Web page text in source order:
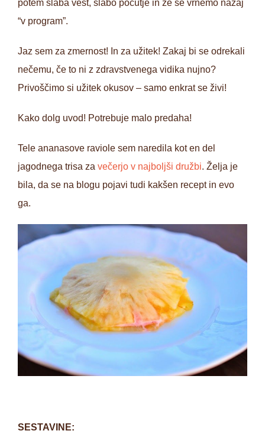
potem slaba vest, slabo počutje in že se vrnemo nazaj
“v program”.
Jaz sem za zmernost! In za užitek! Zakaj bi se odrekali
nečemu, če to ni z zdravstvenega vidika nujno?
Privoščimo si užitek okusov – samo enkrat se živi!
Kako dolg uvod! Potrebuje malo predaha!
Tele ananasove raviole sem naredila kot en del
jagodnega trisa za večerjo v najboljši družbi. Želja je
bila, da se na blogu pojavi tudi kakšen recept in evo
ga.
SESTAVINE: